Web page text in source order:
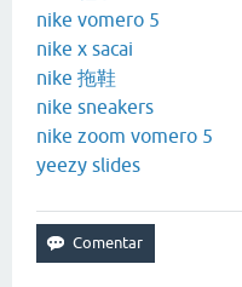
nike vomero 5
nike x sacai
nike 拖鞋
nike sneakers
nike zoom vomero 5
yeezy slides